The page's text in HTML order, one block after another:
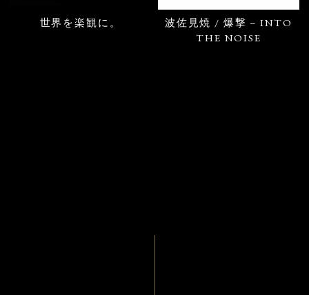
世界を楽観に。
波佐見焼 / 爆撃 – INTO
THE NOISE